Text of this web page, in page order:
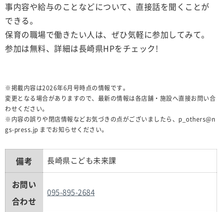
事内容や給与のことなどについて、直接話を聞くことが
できる。
保育の職場で働きたい人は、ぜひ気軽に参加してみて。
参加は無料、詳細は長崎県HPをチェック!
※掲載内容は2026年6月号時点の情報です。
変更となる場合がありますので、最新の情報は各店舗・施設へ直接お問い合
わせください。
※内容の誤りや閉店情報などお気づきの点がございましたら、p_others@n
gs-press.jp までお知らせください。
備考 長崎県こども未来課
お問い
合わせ
095-895-2684